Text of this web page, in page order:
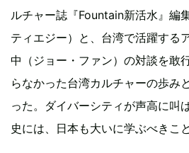
ルチャー誌『Fountain新活水』編
ティエジー）と、台湾で活躍する
中（ジョー・ファン）の対談を敢
らなかった台湾カルチャーの歩み
った。ダイバーシティが声高に叫
史には、日本も大いに学ぶべきこ